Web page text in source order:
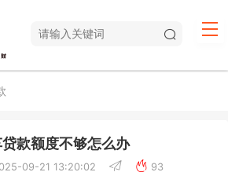
贷款额度不够怎么办
09-21 13:20:02 93